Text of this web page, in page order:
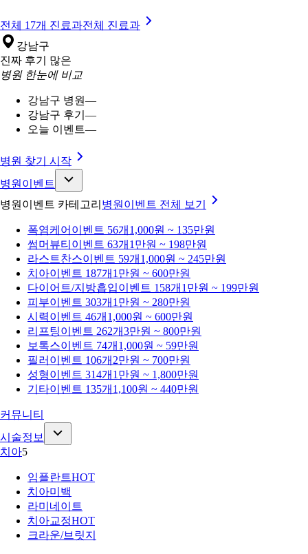
전체 17개 진료과전체 진료과
강남구
진짜 후기 많은
병원 한눈에 비교
강남구 병원—
강남구 후기 —
오늘 이벤트—
병원 찾기 시작
병원이벤트
병원이벤트 카테고리 병원이벤트 전체 보기
폭염케어 이벤트 56개 1,000원 ~ 135만원
썸머뷰티 이벤트 63개 1만원 ~ 198만원
라스트찬스이벤트 59개 1,000원 ~ 245만원
치아이벤트 187개 1만원 ~ 600만원
다이어트/지방흡입이벤트 158개 1만원 ~ 199만원
피부이벤트 303개 1만원 ~ 280만원
시력이벤트 46개 1,000원 ~ 600만원
리프팅이벤트 262개3만원 ~ 800만원
보톡스이벤트 74개 1,000원 ~ 59만원
필러 이벤트 106개 2만원 ~ 700만원
성형이벤트 314개 1만원 ~ 1,800만원
기타이벤트 135개 1,100원 ~ 440만원
커뮤니티
시술정보
치아5
임플란트HOT
치아미백
라미네이트
치아교정HOT
크라운/브릿지